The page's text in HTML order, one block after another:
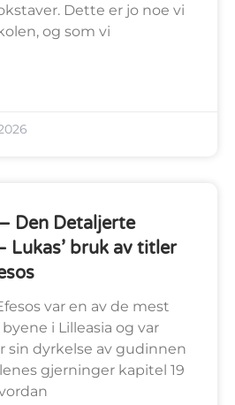
Dette er jo noe vi
og som vi
Den Detaljerte
Lukas’ bruk av titler
var en av de mest
i Lilleasia og var
sin dyrkelse av gudinnen
gjerninger kapitel 19